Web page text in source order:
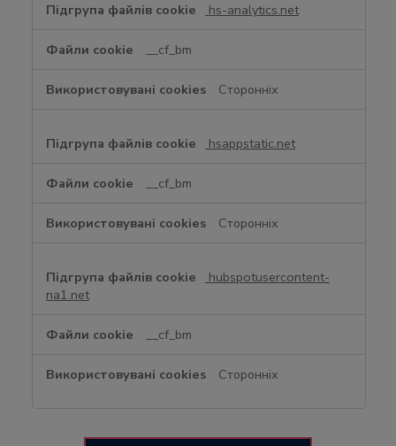
hs-analytics.net
__cf_bm
Сторонніх
hsappstatic.net
__cf_bm
Сторонніх
hubspotusercontent-
na1.net
__cf_bm
Сторонніх